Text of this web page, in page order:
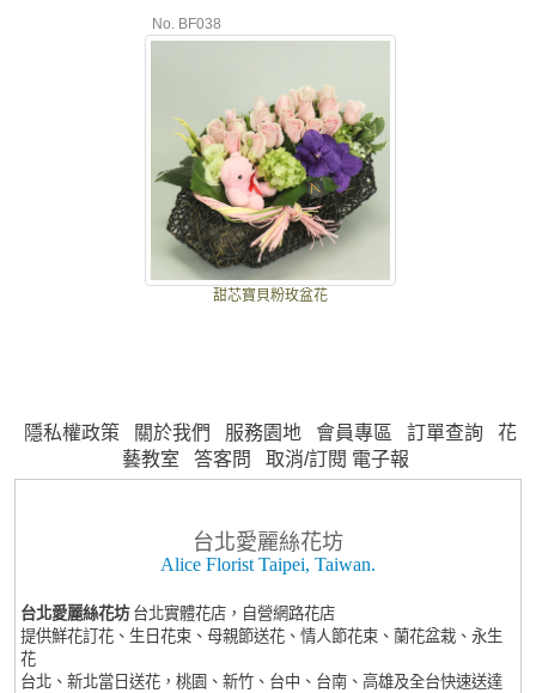
No. BF038
甜芯寶貝粉玫盆花
隱私權政策 關於我們 服務園地 會員專區 訂單查詢
花
藝教室
答客問 取消/訂閱 電子報
台北愛麗絲花坊
Alice Florist Taipei, Taiwan.
台北愛麗絲花坊 台北實體花店，自營網路花店
提供鮮花訂花、生日花束、母親節送花、情人節花束、蘭花盆栽、永生
花
台北、新北當日送花，桃園、新竹、台中、台南、高雄及全台快速送達